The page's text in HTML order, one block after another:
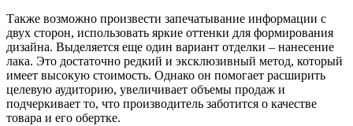
Также возможно произвести запечатывание информации с
двух сторон, использовать яркие оттенки для формирования
дизайна. Выделяется еще один вариант отделки – нанесение
лака. Это достаточно редкий и эксклюзивный метод, который
имеет высокую стоимость. Однако он помогает расширить
целевую аудиторию, увеличивает объемы продаж и
подчеркивает то, что производитель заботится о качестве
товара и его обертке.